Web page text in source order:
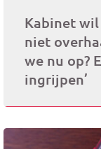
Kabinet
niet
we nu op?
ingrijpen’